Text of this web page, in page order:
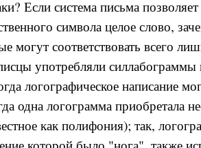
Если система письма
символа целое слово,
могут соответствовать всего
употребляли силлабограммы
логографическое написание
одна логограмма приобретала
как полифония); так,